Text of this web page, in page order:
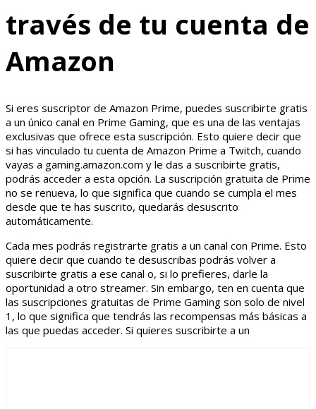
través de tu cuenta de
Amazon
Si eres suscriptor de Amazon Prime, puedes suscribirte gratis
a un único canal en Prime Gaming, que es una de las ventajas
exclusivas que ofrece esta suscripción. Esto quiere decir que
si has vinculado tu cuenta de Amazon Prime a Twitch, cuando
vayas a gaming.amazon.com y le das a suscribirte gratis,
podrás acceder a esta opción. La suscripción gratuita de Prime
no se renueva, lo que significa que cuando se cumpla el mes
desde que te has suscrito, quedarás desuscrito
automáticamente.
Cada mes podrás registrarte gratis a un canal con Prime. Esto
quiere decir que cuando te desuscribas podrás volver a
suscribirte gratis a ese canal o, si lo prefieres, darle la
oportunidad a otro streamer. Sin embargo, ten en cuenta que
las suscripciones gratuitas de Prime Gaming son solo de nivel
1, lo que significa que tendrás las recompensas más básicas a
las que puedas acceder. Si quieres suscribirte a un